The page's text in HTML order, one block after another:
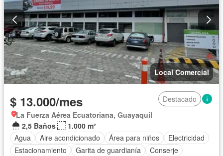
Local Comercial
$ 13.000/mes
Destacado
La Fuerza Aérea Ecuatoriana, Guayaquil
2,5 Baños
1.000 m²
Agua
Aire acondicionado Área para niños
Electricidad
Estacionamiento
Garita de guardianía
Conserje